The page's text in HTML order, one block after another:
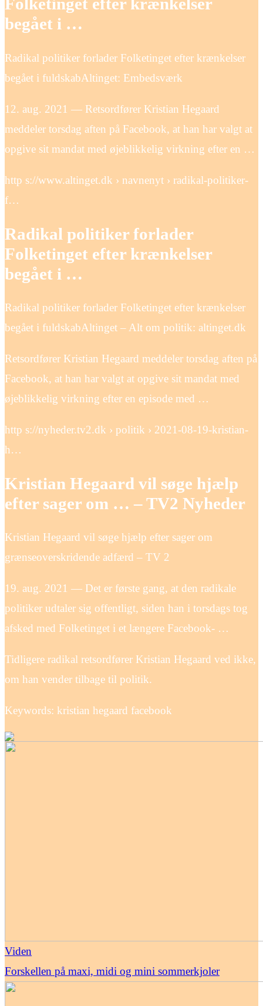
Folketinget efter krænkelser
begået i …
Radikal politiker forlader Folketinget efter krænkelser
begået i fuldskabAltinget: Embedsværk
12. aug. 2021 — Retsordfører Kristian Hegaard
meddeler torsdag aften på Facebook, at han har valgt at
opgive sit mandat med øjeblikkelig virkning efter en …
http s://www.altinget.dk › navnenyt › radikal-politiker-
f…
Radikal politiker forlader
Folketinget efter krænkelser
begået i …
Radikal politiker forlader Folketinget efter krænkelser
begået i fuldskabAltinget – Alt om politik: altinget.dk
Retsordfører Kristian Hegaard meddeler torsdag aften på
Facebook, at han har valgt at opgive sit mandat med
øjeblikkelig virkning efter en episode med …
http s://nyheder.tv2.dk › politik › 2021-08-19-kristian-
h…
Kristian Hegaard vil søge hjælp
efter sager om … – TV2 Nyheder
Kristian Hegaard vil søge hjælp efter sager om
grænseoverskridende adfærd – TV 2
19. aug. 2021 — Det er første gang, at den radikale
politiker udtaler sig offentligt, siden han i torsdags tog
afsked med Folketinget i et længere Facebook- …
Tidligere radikal retsordfører Kristian Hegaard ved ikke,
om han vender tilbage til politik.
Keywords: kristian hegaard facebook
Viden
Forskellen på maxi, midi og mini sommerkjoler